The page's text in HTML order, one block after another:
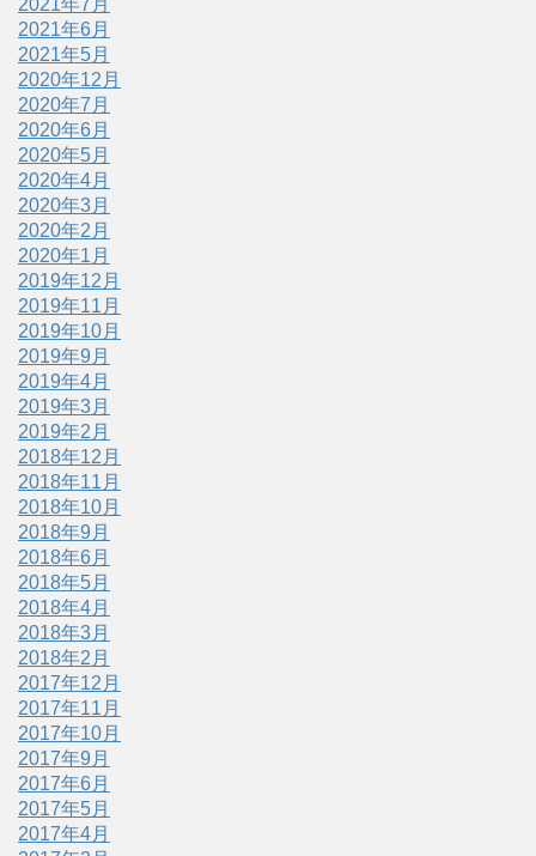
2021年6月
2021年5月
2020年12月
2020年7月
2020年6月
2020年5月
2020年4月
2020年3月
2020年2月
2020年1月
2019年12月
2019年11月
2019年10月
2019年9月
2019年4月
2019年3月
2019年2月
2018年12月
2018年11月
2018年10月
2018年9月
2018年6月
2018年5月
2018年4月
2018年3月
2018年2月
2017年12月
2017年11月
2017年10月
2017年9月
2017年6月
2017年5月
2017年4月